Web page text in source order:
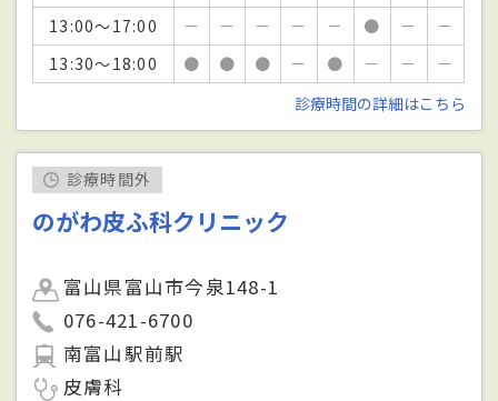
13:00～17:00
－ － － － － ● －
－
13:30～18:00
● ● ● － ● － －
－
診療時間の詳細はこちら
診療時間外
のがわ皮ふ科クリニック
富山県富山市今泉148-1
076-421-6700
南富山駅前駅
皮膚科